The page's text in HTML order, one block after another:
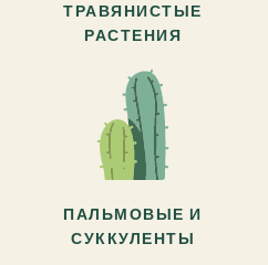
ТРАВЯНИСТЫЕ
РАСТЕНИЯ
ПАЛЬМОВЫЕ И
СУККУЛЕНТЫ